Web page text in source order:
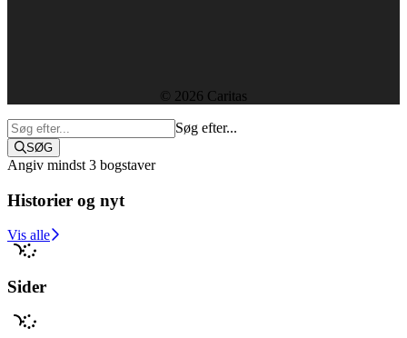
Støt i dag
© 2026 Caritas
Søg efter...
SØG
Angiv mindst 3 bogstaver
Historier og nyt
Vis alle
Sider